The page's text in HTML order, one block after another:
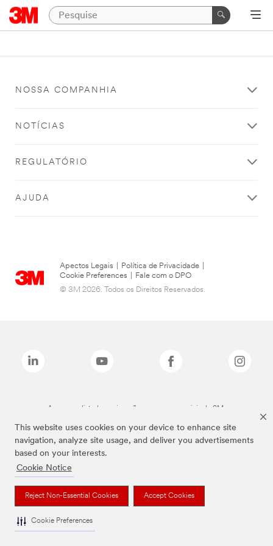
This website uses cookies on your device to enhance site
navigation, analyze site usage, and deliver you advertisements
based on your interests.
Cookie Notice
Reject Non-Essential Cookies Accept Cookies
Cookie Preferences
NOSSA COMPANHIA
NOTÍCIAS
REGULATÓRIO
AJUDA
Apectos Legais Política de Privacidade
Cookie Preferences
Fale com o DPO
© 3M 2026. Todos os Direitos Reservados.
As marcas listadas a cima são marcas comerciais da 3M.